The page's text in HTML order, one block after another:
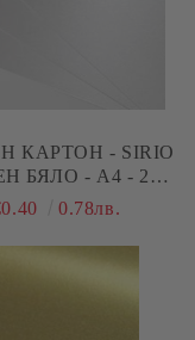
КАРТОН - SIRIO
БЯЛО - A4 - 230
G/M²0.78лв.